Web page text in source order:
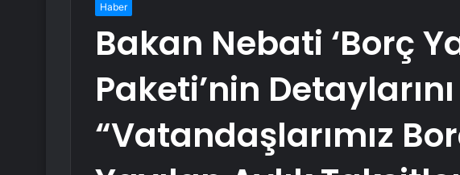
Haber
Bakan Nebati ‘Borç
Paketi’nin Detaylarını
“Vatandaşlarımız